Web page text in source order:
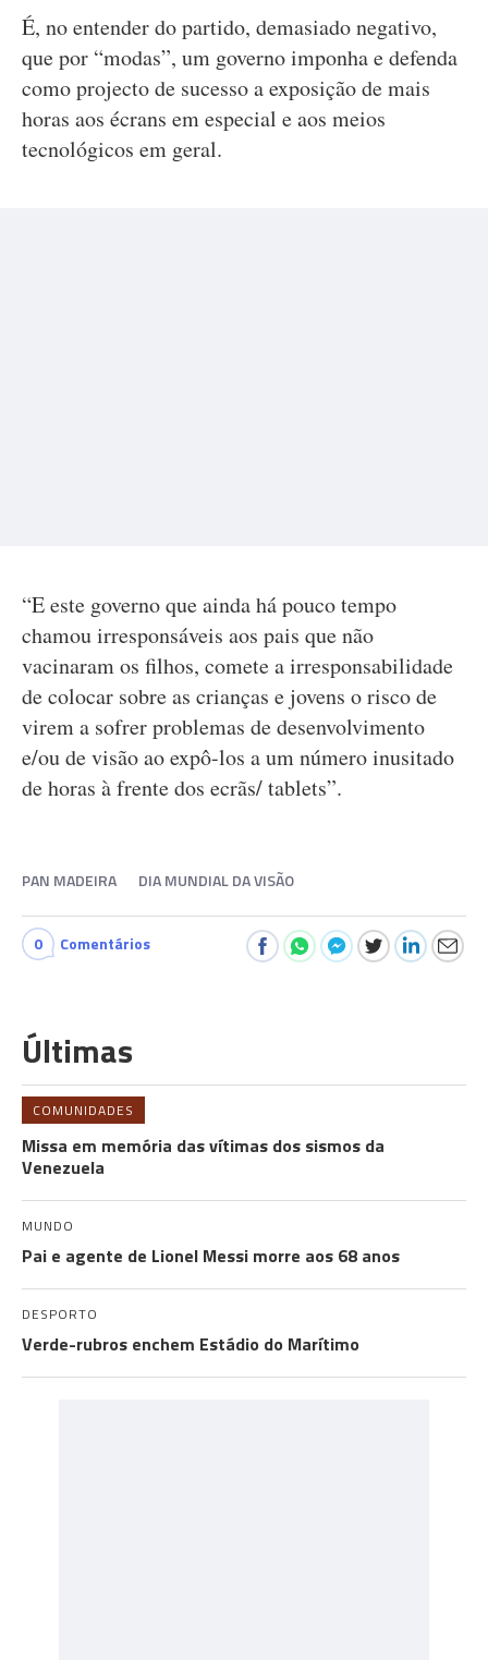
É, no entender do partido, demasiado negativo,
que por “modas”, um governo imponha e defenda
como projecto de sucesso a exposição de mais
horas aos écrans em especial e aos meios
tecnológicos em geral.
“E este governo que ainda há pouco tempo
chamou irresponsáveis aos pais que não
vacinaram os filhos, comete a irresponsabilidade
de colocar sobre as crianças e jovens o risco de
virem a sofrer problemas de desenvolvimento
e/ou de visão ao expô-los a um número inusitado
de horas à frente dos ecrãs/ tablets”.
PAN MADEIRA DIA MUNDIAL DA VISÃO
0 Comentários
Últimas
COMUNIDADES
Missa em memória das vítimas dos sismos da
Venezuela
MUNDO
Pai e agente de Lionel Messi morre aos 68 anos
DESPORTO
Verde-rubros enchem Estádio do Marítimo